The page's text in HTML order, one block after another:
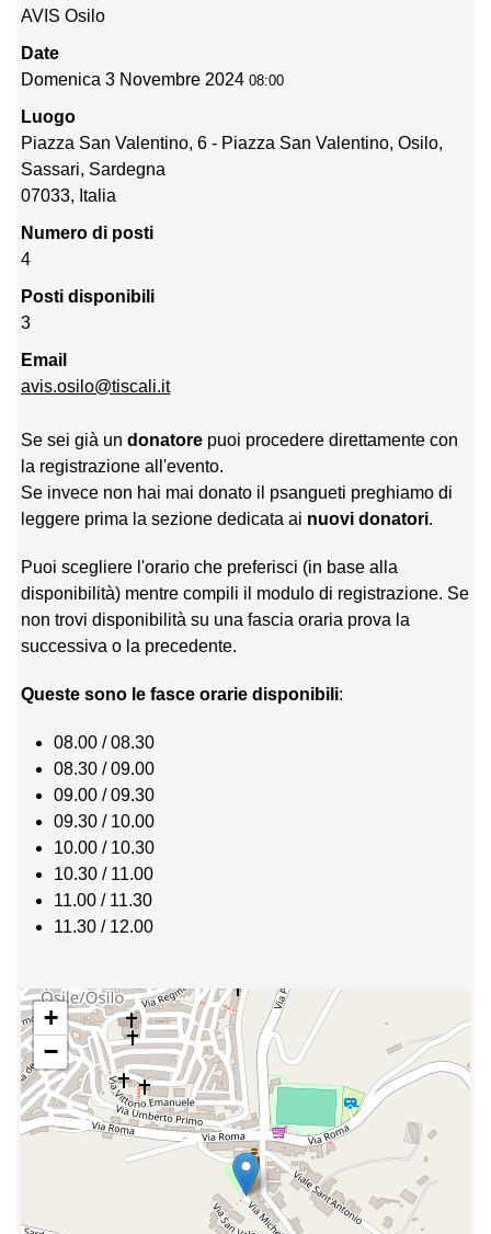
AVIS Osilo
Date
Domenica 3 Novembre 2024 08:00
Luogo
Piazza San Valentino, 6 - Piazza San Valentino, Osilo,
Sassari, Sardegna
07033, Italia
Numero di posti
4
Posti disponibili
3
Email
avis.osilo@tiscali.it
Se sei già undonatore puoi procedere direttamente con
la registrazione all'evento.
Se invece non hai mai donato il psangueti preghiamo di
leggere prima la sezione dedicata ai nuovi donatori.
Puoi scegliere l'orario che preferisci (in base alla
disponibilità) mentre compili il modulo di registrazione. Se
non trovi disponibilità su una fascia oraria prova la
successiva o la precedente.
Queste sono le fasce orarie disponibili:
08.00 / 08.30
08.30 / 09.00
09.00 / 09.30
09.30 / 10.00
10.00 / 10.30
10.30 / 11.00
11.00 / 11.30
11.30 / 12.00
+
−